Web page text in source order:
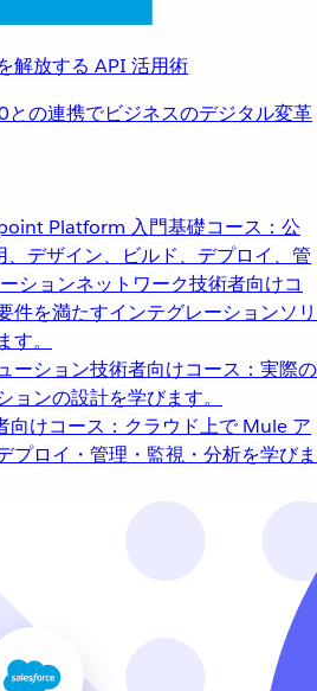
解放する API 活用術
の連携でビジネスのデジタル変革
Platform 入門基礎コース：公
デザイン、ビルド、デプロイ、管
ションネットワーク技術者向けコ
件を満たすインテグレーションソリ
。
ーション技術者向けコース：実際の
ンの設計を学びます。
向けコース：クラウド上で Mule ア
プロイ・管理・監視・分析を学びま